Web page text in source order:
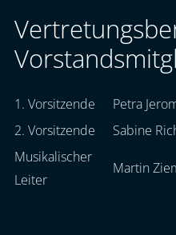
1. Vorsitzende
Petra
2. Vorsitzende
Sabine
Musikalischer
Leiter
Martin